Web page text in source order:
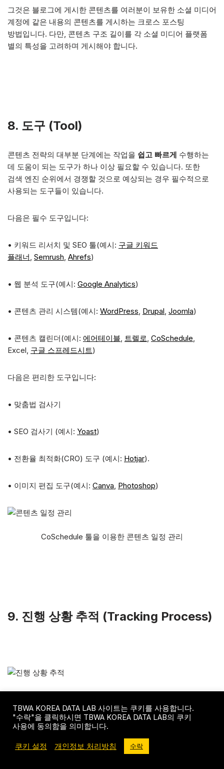
그것은 블로그에 게시한 콘텐츠를 여러분이 보유한 소셜 미디어
계정에 같은 내용의 콘텐츠를 게시하는 크로스 포스팅
방법입니다. 다만, 콘텐츠 구조 길이를 각 소셜 미디어 플랫폼
별의 특성을 고려하며 게시해야 합니다.
8. 도구 (Tool)
콘텐츠 전략의 대부분 단계에는 작업을 쉽고 빠르게 수행하는
데 도움이 되는 도구가 하나 이상 필요할 수 있습니다. 또한
검색 엔진 순위에서 경쟁할 것으로 예상되는 경우 필수적으로
사용되는 도구들이 있습니다.
다음은 필수 도구입니다:
• 키워드 리서치 및 SEO 툴(예시: 구글 키워드
플래너, Semrush, Ahrefs)
• 웹 분석 도구(예시: Google Analytics)
• 콘텐츠 관리 시스템(예시: WordPress, Drupal, Joomla)
• 콘텐츠 캘린더(예시: 에어테이블, 트렐로, CoSchedule,
Excel, 구글 스프레드시트)
다음은 편리한 도구입니다:
• 맞춤법 검사기
• SEO 검사기 (예시: Yoast)
• 전환율 최적화(CRO) 도구 (예시: Hotjar).
• 이미지 편집 도구(예시: Canva, Photoshop)
CoSchedule 툴을 이용한 콘텐츠 일정 관리
9. 진행 상황 추적 (Tracking Process)
여러분이 설정한 목표를 달성하기 위해 노력하는 동안 진행
TBWA KOREA DATA LAB 사이트는 쿠키를 사용합니다.
"수락"을 클릭하시면 TBWA KOREA DATA LAB의 쿠키
사용에 동의함을 의미합니다.
쿠키 설정 개인정보 처리방침 수락